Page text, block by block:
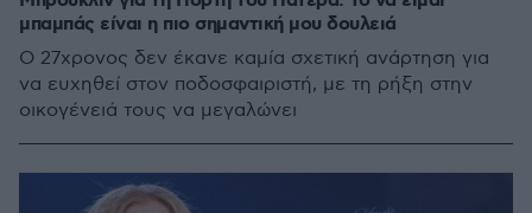
μπαμπάς είναι η πιο σημαντική μου δουλειά
Ο 27χρονος δεν έκανε καμία σχετική ανάρτηση για
να ευχηθεί στον ποδοσφαιριστή, με τη ρήξη στην
οικογένειά τους να μεγαλώνει